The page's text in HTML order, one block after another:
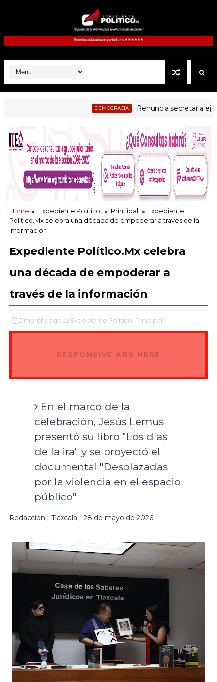
DEMOCRACIA Renuncia secretaria
Home Expediente Político Principal
Expediente
Político.Mx celebra una década de empoderar a través de la
información
Expediente Político.Mx celebra
una década de empoderar a
través de la información
2 months ago Expediente Político, Principal,
RESPONSIVE ADS HERE
En el marco de la
celebración, Jesús Lemus
presentó su libro "Los días
de la ira" y se proyectó el
documental "Desplazadas
por la violencia en el espacio
público"
Redacción | Tlaxcala | 28 de mayo de 2026